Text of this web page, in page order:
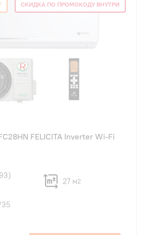
СКИДКА ПО ПРОМОКОДУ ВНУТРИ
FELICITA Inverter Wi-Fi
27 м2